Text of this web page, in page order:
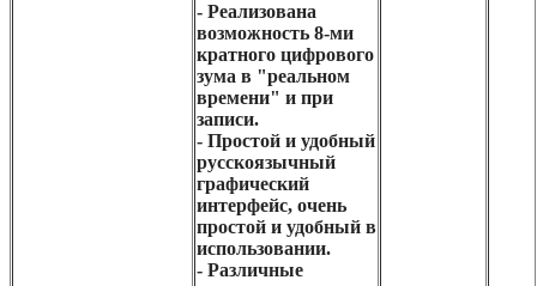
- Реализована
возможность 8-ми
кратного цифрового
зума в "реальном
времени" и при
записи.
- Простой и удобный
русскоязычный
графический
интерфейс, очень
простой и удобный в
использовании.
- Различные